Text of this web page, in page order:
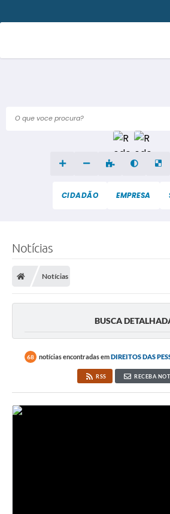
O que voce procura?
CIDADÃO EMPRESA
Notícias
Notícias
BUSCA
68 notícias encontradas emDIREITOS DAS
RSS RECEBA